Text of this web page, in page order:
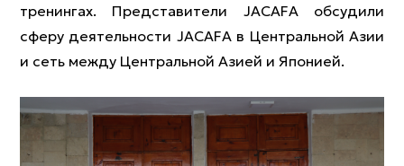
тренингах. Представители JACAFA обсудили
сферу деятельности JACAFA в Центральной Азии
и сеть между Центральной Азией и Японией.